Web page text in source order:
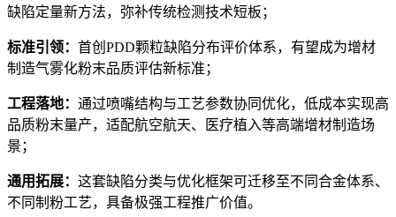
缺陷定量新方法，弥补传统检测技术短板；
标准引领： 首创PDD颗粒缺陷分布评价体系，有望成为增材
制造气雾化粉末品质评估新标准；
工程落地： 通过喷嘴结构与工艺参数协同优化，低成本实现高
品质粉末量产，适配航空航天、医疗植入等高端增材制造场
景；
通用拓展： 这套缺陷分类与优化框架可迁移至不同合金体系、
不同制粉工艺，具备极强工程推广价值。